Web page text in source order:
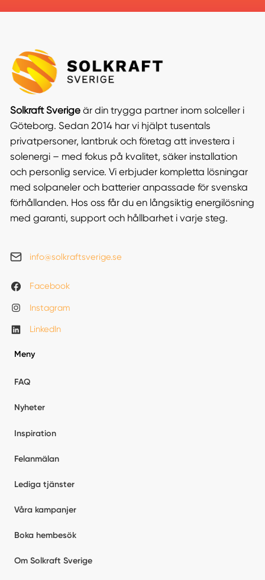
Solkraft Sverigeär din trygga partner inom solceller i
Göteborg. Sedan 2014 har vi hjälpt tusentals
privatpersoner, lantbruk och företag att investera i
solenergi – med fokus på kvalitet, säker installation
och personlig service. Vi erbjuder kompletta lösningar
med solpaneler och batterier anpassade för svenska
förhållanden. Hos oss får du en långsiktig energilösning
med garanti, support och hållbarhet i varje steg.
info@solkraftsverige.se
Facebook
Instagram
LinkedIn
Meny
FAQ
Nyheter
Inspiration
Felanmälan
Lediga tjänster
Våra kampanjer
Boka hembesök
Om Solkraft Sverige